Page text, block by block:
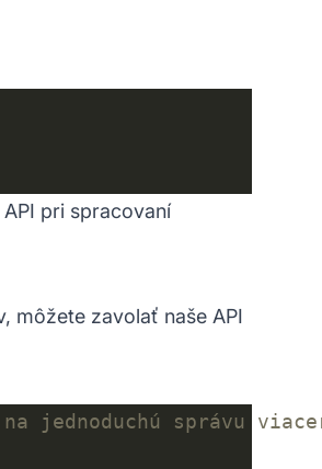
API pri spracovaní
môžete zavolať naše API